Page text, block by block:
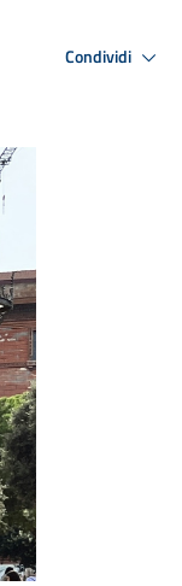
Condividi